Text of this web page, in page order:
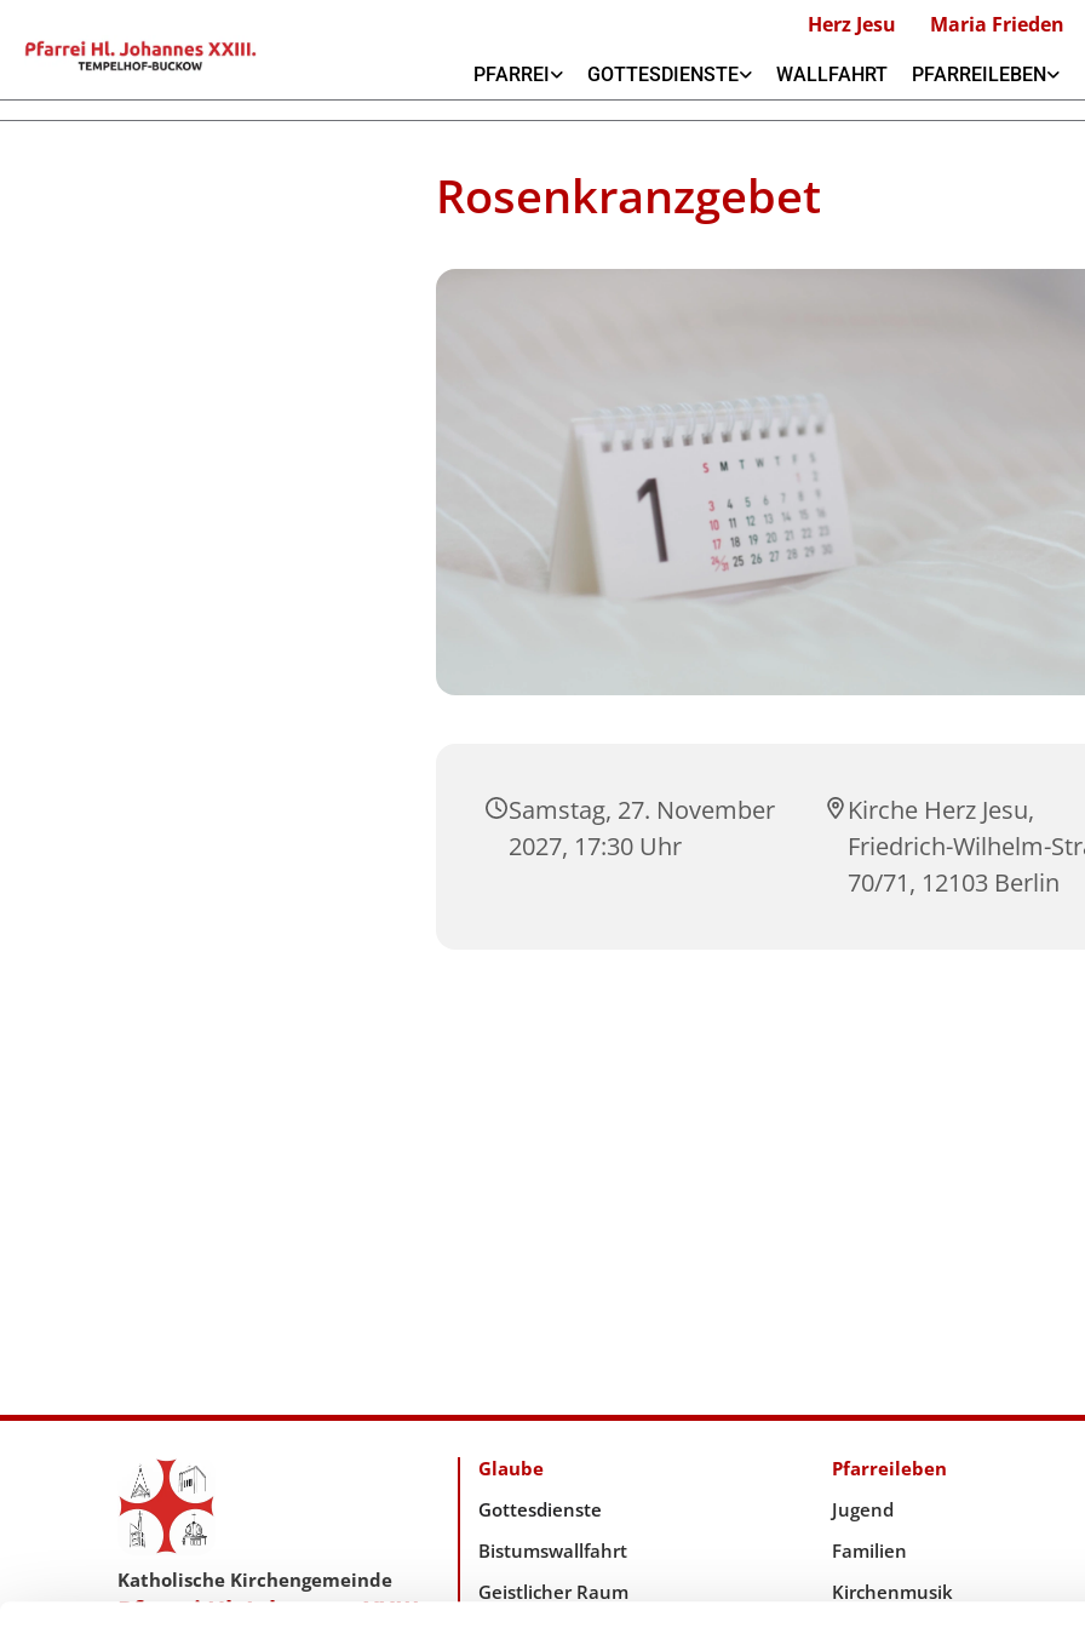
Herz Jesu Maria Frieden
PFARREI GOTTESDIENSTE WALLFAHRT PFARREILEBEN
Rosenkranzgebet
Samstag, 27. November
2027, 17:30 Uhr
Kirche Herz Jesu,
Friedrich-Wilhelm-
70/71, 12103 Berlin
Katholische Kirchengemeinde
Pfarrei Hl. Johannes XXIII.
Glaube
Gottesdienste
Bistumswallfahrt
Geistlicher Raum
Pfarreileben
Jugend
Familien
Kirchenmusik